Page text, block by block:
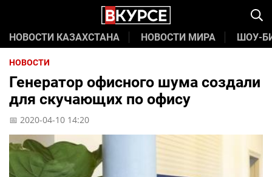
НОВОСТИ КАЗАХСТАНА НОВОСТИ МИРА ШОУ-
НОВОСТИ
Генератор офисного шума создали
для скучающих по офису
📅 2020-04-10 14:20